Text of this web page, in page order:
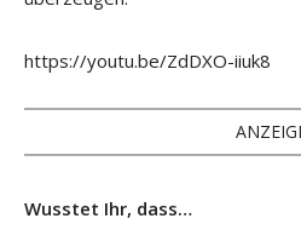
https://youtu.be/ZdDXO-iiuk8
Wusstet Ihr, dass…